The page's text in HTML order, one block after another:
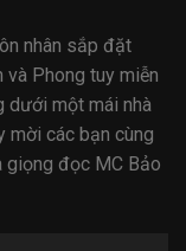
nhân sắp đặt
và Phong tuy miễn
dưới một mái nhà
mời các bạn cùng
giọng đọc MC Bảo